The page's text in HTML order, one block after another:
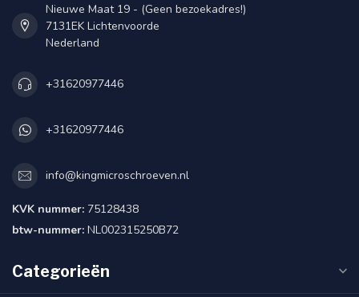
Nieuwe Maat 19 - (Geen bezoekadres!)
7131EK Lichtenvoorde
Nederland
+31620977446
+31620977446
info@kingmicroschroeven.nl
KVK nummer: 75128438
btw-nummer: NL002315250B72
Categorieën